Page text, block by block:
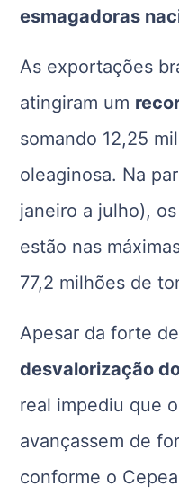
esmagadoras
As exportações
atingiram um
somando 12,25
oleaginosa. Na
janeiro a julho),
estão nas
77,2 milhões de
Apesar da forte
desvalorização
real impediu que
avançassem de
conforme o